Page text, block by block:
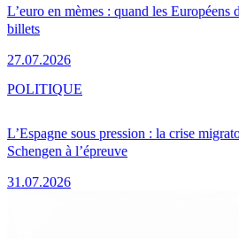
L’euro en mèmes : quand les Européens
billets
27.07.2026
L’Espagne sous pression : la crise
Schengen à l’épreuve
31.07.2026
POLITIQUE